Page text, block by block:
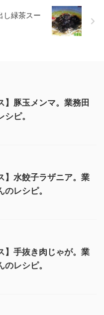
し緑茶スー
】豚玉メンマ。業務田
ピ。
】水餃子ラザニア。業
レシピ。
】手抜き肉じゃが。業
レシピ。